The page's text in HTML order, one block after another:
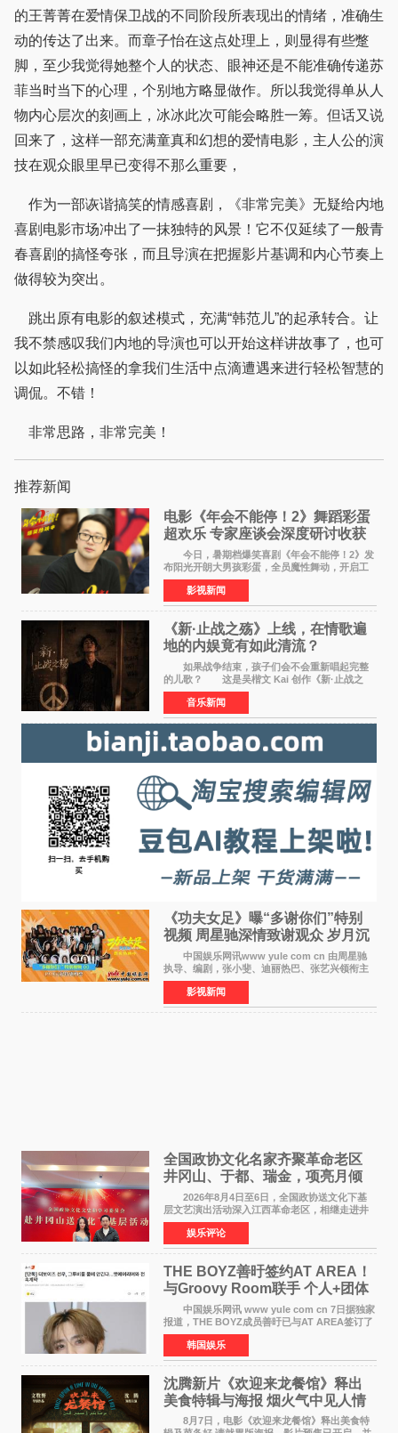
的王菁菁在爱情保卫战的不同阶段所表现出的情绪，准确生
动的传达了出来。而章子怡在这点处理上，则显得有些蹩
脚，至少我觉得她整个人的状态、眼神还是不能准确传递苏
菲当时当下的心理，个别地方略显做作。所以我觉得单从人
物内心层次的刻画上，冰冰此次可能会略胜一筹。但话又说
回来了，这样一部充满童真和幻想的爱情电影，主人公的演
技在观众眼里早已变得不那么重要，
作为一部诙谐搞笑的情感喜剧，《非常完美》无疑给内地
喜剧电影市场冲出了一抹独特的风景！它不仅延续了一般青
春喜剧的搞怪夸张，而且导演在把握影片基调和内心节奏上
做得较为突出。
跳出原有电影的叙述模式，充满“韩范儿”的起承转合。让
我不禁感叹我们内地的导演也可以开始这样讲故事了，也可
以如此轻松搞怪的拿我们生活中点滴遭遇来进行轻松智慧的
调侃。不错！
非常思路，非常完美！
推荐新闻
电影《年会不能停！2》舞蹈彩蛋
超欢乐 专家座谈会深度研讨收获
满满
今日，暑期档爆笑喜剧《年会不能停！2》发
布阳光开朗大男孩彩蛋，全员魔性舞动，开启工
位狂欢模式。影片于昨日同步举办专家座谈会，
导演董润年、总制片人应萝佳出席现场，与一众
业内、学界专家
影视新闻
《新·止战之殇》上线，在情歌遍
地的内娱竟有如此清流？
如果战争结束，孩子们会不会重新唱起完整
的儿歌？ 这是吴楷文 Kai 创作《新·止战之
殇》时最初的想法。 从伊朗相关冲突引发的
地区局势，到世界各地仍在发生的动荡与不安，
战争从来不只
音乐新闻
《功夫女足》曝“多谢你们”特别
视频 周星驰深情致谢观众 岁月沉
淀不灭初心
中国娱乐网讯www yule com cn 由周星驰
执导、编剧，张小斐、迪丽热巴、张艺兴领衔主
演，刘嘉玲、佐藤健特别出演，艾米、雪野、蔡
思贝、胡予安、倪好特别介绍的喜剧电影《功夫
女足》释出多谢你
影视新闻
全国政协文化名家齐聚革命老区
井冈山、于都、瑞金，项亮月倾
情献唱《桃花谣》致敬红色沃土
2026年8月4日至6日，全国政协送文化下基
层文艺演出活动深入江西革命老区，相继走进井
冈山、于都长征出发地、瑞金三地。由全国政协
文化文史和学习委员会副主任、甘肃省政协原主
席欧阳坚率团，一
娱乐评论
THE BOYZ善旴签约AT AREA！
与Groovy Room联手 个人+团体
活动并行
中国娱乐网讯 www yule com cn 7日据独家
报道，THE BOYZ成员善旴已与AT AREA签订了
专属合约。AT AREA是由知名制作人组合
Groovy Room创立的hip-hop厂牌，旗下拥有多
位实力派音乐人，在韩
韩国娱乐
沈腾新片《欢迎来龙餐馆》释出
美食特辑与海报 烟火气中见人情
温暖
8月7日，电影《欢迎来龙餐馆》释出美食特